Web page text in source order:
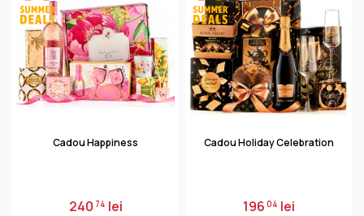
Cadou Happiness
240 74 lei
Cadou Holiday Celebration
19604 lei